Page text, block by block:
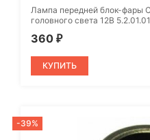
Лампа передней блок-фары
головного света 12В
360 ₽
КУПИТЬ
-39%